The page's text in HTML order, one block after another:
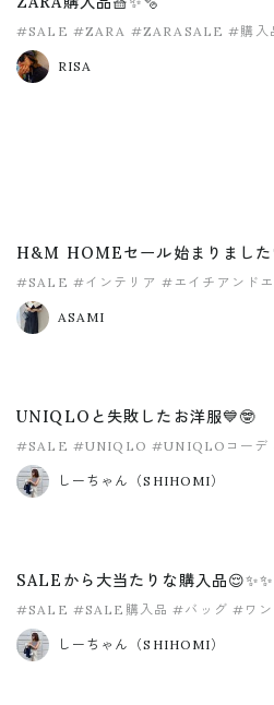
#SALE #ZARA #ZARASALE #購入
RISA
H&M HOMEセール始まりました
#SALE #インテリア #エイチアンドエ
ASAMI
UNIQLOと失敗したお洋服💙🤓
#SALE #UNIQLO #UNIQLOコーデ
しーちゃん（SHIHOMI）
SALEから大当たりな購入品😌✨✨
#SALE #SALE購入品 #バッグ #ワン
しーちゃん（SHIHOMI）